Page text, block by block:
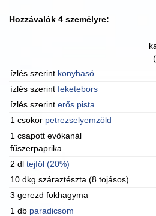
Hozzávalók 4 személyre:
ízlés szerint konyhasó
ízlés szerint feketebors
ízlés szerint erős pista
1 csokor petrezselyemzöld
1 csapott evőkanál
fűszerpaprika
2 dl tejföl (20%)
10 dkg száraztészta (8 tojásos)
3 gerezd fokhagyma
1 db paradicsom